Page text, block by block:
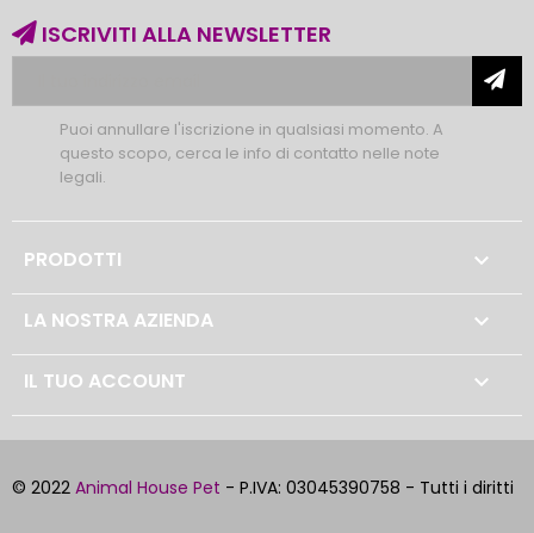
ISCRIVITI ALLA NEWSLETTER
Puoi annullare l'iscrizione in qualsiasi momento. A
questo scopo, cerca le info di contatto nelle note
legali.
PRODOTTI 
LA NOSTRA AZIENDA 
IL TUO ACCOUNT 
© 2022 Animal House Pet - P.IVA: 03045390758 - Tutti i diritti